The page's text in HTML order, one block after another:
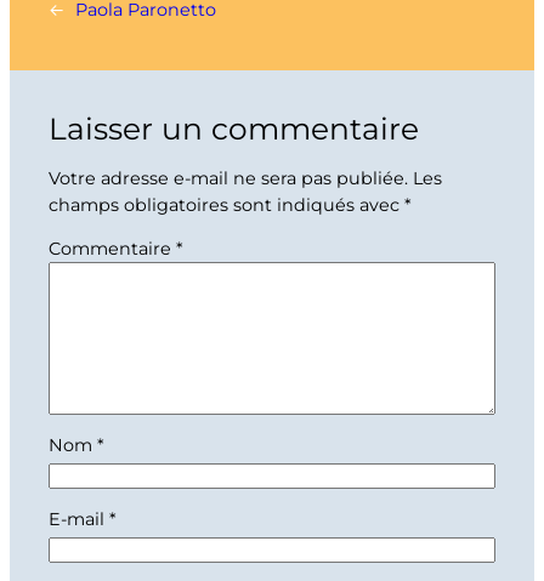
← Paola Paronetto
Laisser un commentaire
Votre adresse e-mail ne sera pas publiée. Les
champs obligatoires sont indiqués avec *
Commentaire *
Nom *
E-mail *